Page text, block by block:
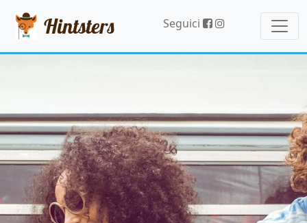
Hintsters Seguici